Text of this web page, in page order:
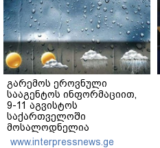
გარემოს ეროვნული
სააგენტოს ინფორმაციით,
9-11 აგვისტოს
საქართველოში
მოსალოდნელია
დროგამოშვებით წვიმა
www.interpressnews.ge